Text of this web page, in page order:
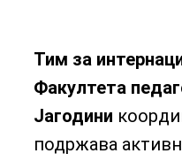
Тим за
Факултета
Јагодини
подржава